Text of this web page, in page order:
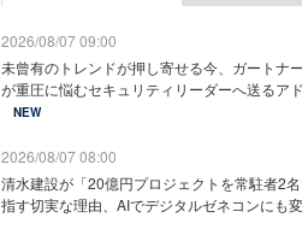
2026/08/07 09:00
未曾有のトレンドが押し寄せる今、ガートナ
が重圧に悩むセキュリティリーダーへ送るア
NEW
2026/08/07 08:00
清水建設が「20億円プロジェクトを常駐者2
指す切実な理由、AIでデジタルゼネコンにも